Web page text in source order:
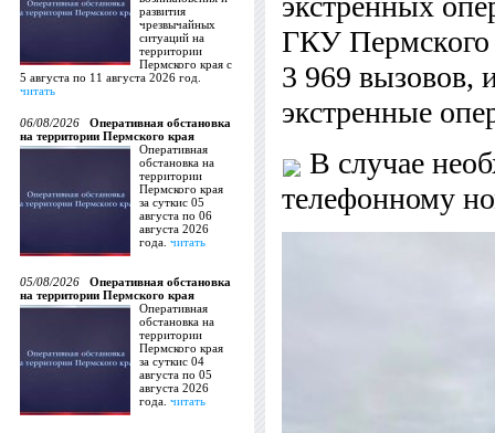
развития
чрезвычайных
ситуаций на
территории
Пермского края с
5 августа по 11 августа 2026 год.
читать
06/08/2026
Оперативная обстановка
на территории Пермского края
Оперативная
обстановка на
территории
Пермского края
за суткис 05
августа по 06
августа 2026
года. читать
05/08/2026
Оперативная обстановка
на территории Пермского края
Оперативная
обстановка на
территории
Пермского края
за суткис 04
августа по 05
августа 2026
года. читать
ГКУ Пермского
3 969 вызовов,
экстренные
В случае
телефонному